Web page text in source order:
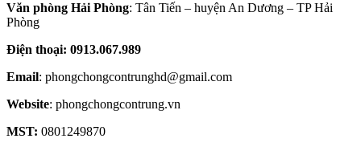
Văn phòng Hải Phòng: Tân Tiến – huyện An Dương – TP Hải
Phòng
Điện thoại: 0913.067.989
Email: phongchongcontrunghd@gmail.com
Website: phongchongcontrung.vn
MST: 0801249870